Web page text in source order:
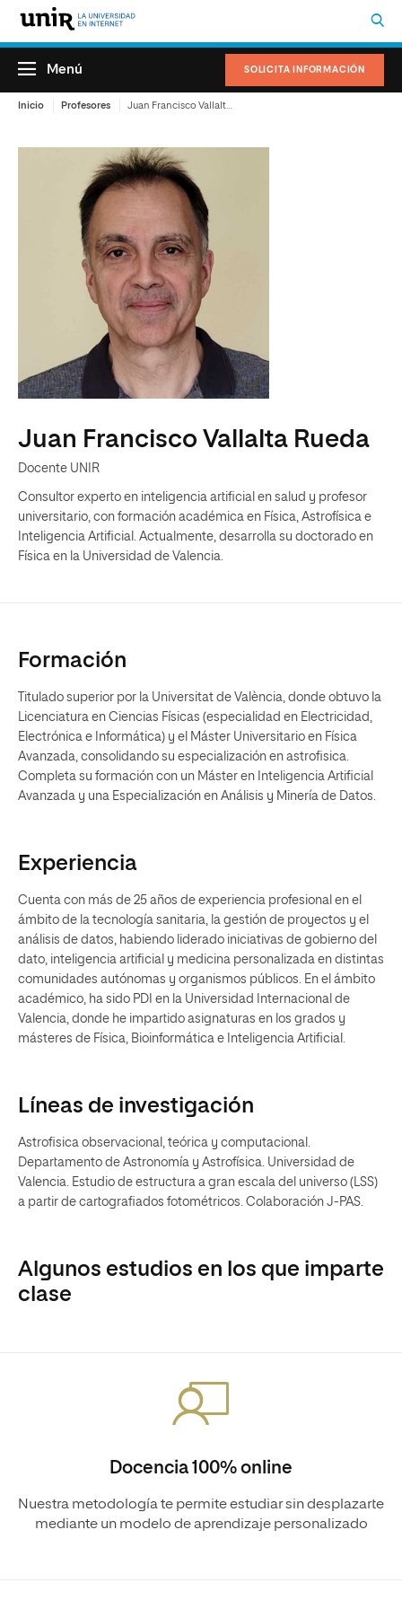
SOLICITA INFORMACIÓN
Menú
Inicio Profesores
Juan Francisco Vallalta Rueda
Docente UNIR
Consultor experto en inteligencia artificial en salud y profesor
universitario, con formación académica en Física, Astrofísica e
Inteligencia Artificial. Actualmente, desarrolla su doctorado en
Física en la Universidad de Valencia.
Formación
Titulado superior por la Universitat de València, donde obtuvo la
Licenciatura en Ciencias Físicas (especialidad en Electricidad,
Electrónica e Informática) y el Máster Universitario en Física
Avanzada, consolidando su especialización en astrofisica.
Completa su formación con un Máster en Inteligencia Artificial
Avanzada y una Especialización en Análisis y Minería de Datos.
Experiencia
Cuenta con más de 25 años de experiencia profesional en el
ámbito de la tecnología sanitaria, la gestión de proyectos y el
análisis de datos, habiendo liderado iniciativas de gobierno del
dato, inteligencia artificial y medicina personalizada en distintas
comunidades autónomas y organismos públicos. En el ámbito
académico, ha sido PDI en la Universidad Internacional de
Valencia, donde he impartido asignaturas en los grados y
másteres de Física, Bioinformática e Inteligencia Artificial.
Líneas de investigación
Astrofisica observacional, teórica y computacional.
Departamento de Astronomía y Astrofísica. Universidad de
Valencia. Estudio de estructura a gran escala del universo (LSS)
a partir de cartografiados fotométricos. Colaboración J-PAS.
Algunos estudios en los que imparte
clase
Docencia 100% online
Nuestra metodología te permite estudiar sin desplazarte
mediante un modelo de aprendizaje personalizado